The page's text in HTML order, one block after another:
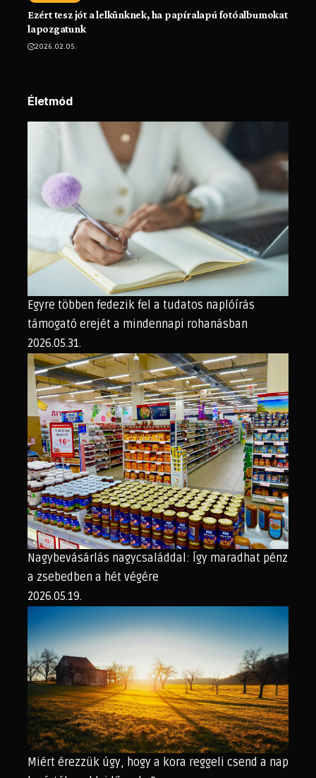
Ezért tesz jót a lelkünknek, ha papíralapú fotóalbumokat
lapozgatunk
2026.02.05.
Életmód
Egyre többen fedezik fel a tudatos naplóírás
támogató erejét a mindennapi rohanásban
2026.05.31.
Nagybevásárlás nagycsaláddal: Így maradhat pénz
a zsebedben a hét végére
2026.05.19.
Miért érezzük úgy, hogy a kora reggeli csend a nap